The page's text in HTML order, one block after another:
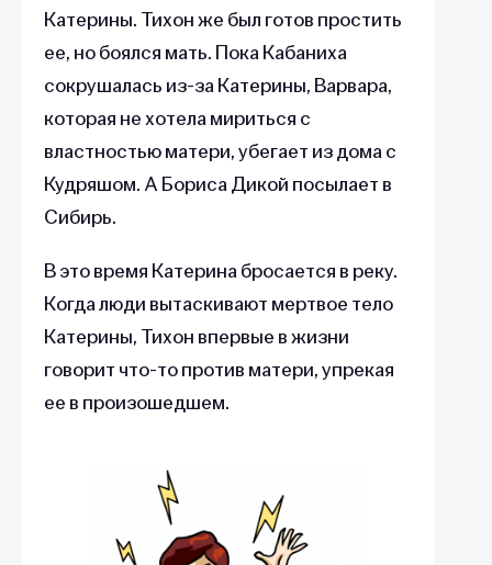
Катерины. Тихон же был готов простить
ее, но боялся мать. Пока Кабаниха
сокрушалась из-за Катерины, Варвара,
которая не хотела мириться с
властностью матери, убегает из дома с
Кудряшом. А Бориса Дикой посылает в
Сибирь.
В это время Катерина бросается в реку.
Когда люди вытаскивают мертвое тело
Катерины, Тихон впервые в жизни
говорит что-то против матери, упрекая
ее в произошедшем.